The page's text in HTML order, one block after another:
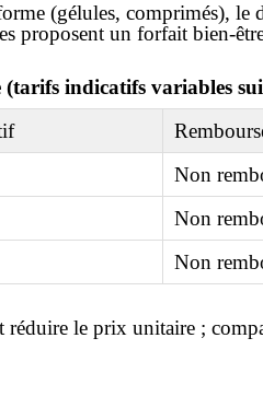
(gélules, comprimés),
proposent un forfait bien-
indicatifs variables
Non
Non
Non
le prix unitaire ;